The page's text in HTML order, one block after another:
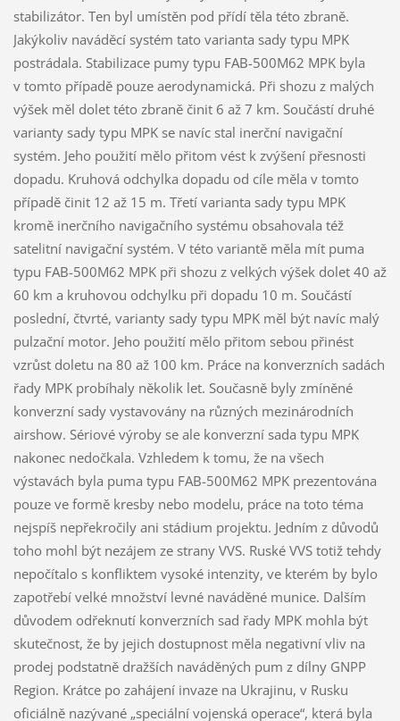
stabilizátor. Ten byl umístěn pod přídí těla této zbraně.
Jakýkoliv naváděcí systém tato varianta sady typu MPK
postrádala. Stabilizace pumy typu FAB-500M62 MPK byla
v tomto případě pouze aerodynamická. Při shozu z malých
výšek měl dolet této zbraně činit 6 až 7 km. Součástí druhé
varianty sady typu MPK se navíc stal inerční navigační
systém. Jeho použití mělo přitom vést k zvýšení přesnosti
dopadu. Kruhová odchylka dopadu od cíle měla v tomto
případě činit 12 až 15 m. Třetí varianta sady typu MPK
kromě inerčního navigačního systému obsahovala též
satelitní navigační systém. V této variantě měla mít puma
typu FAB-500M62 MPK při shozu z velkých výšek dolet 40 až
60 km a kruhovou odchylku při dopadu 10 m. Součástí
poslední, čtvrté, varianty sady typu MPK měl být navíc malý
pulzační motor. Jeho použití mělo přitom sebou přinést
vzrůst doletu na 80 až 100 km. Práce na konverzních sadách
řady MPK probíhaly několik let. Současně byly zmíněné
konverzní sady vystavovány na různých mezinárodních
airshow. Sériové výroby se ale konverzní sada typu MPK
nakonec nedočkala. Vzhledem k tomu, že na všech
výstavách byla puma typu FAB-500M62 MPK prezentována
pouze ve formě kresby nebo modelu, práce na toto téma
nejspíš nepřekročily ani stádium projektu. Jedním z důvodů
toho mohl být nezájem ze strany VVS. Ruské VVS totiž tehdy
nepočítalo s konfliktem vysoké intenzity, ve kterém by bylo
zapotřebí velké množství levné naváděné munice. Dalším
důvodem odřeknutí konverzních sad řady MPK mohla být
skutečnost, že by jejich dostupnost měla negativní vliv na
prodej podstatně dražších naváděných pum z dílny GNPP
Region. Krátce po zahájení invaze na Ukrajinu, v Rusku
oficiálně nazývané „speciální vojenská operace“, která byla